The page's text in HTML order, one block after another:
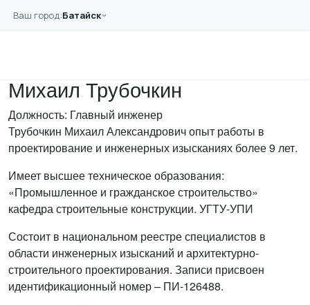
Перейти к основному содержанию
Ваш город:Батайск
Главная
Михаил Трубочкин
Должность: Главный инженер
Трубочкин Михаил Александрович опыт работы в
проектирование и инженерных изысканиях более 9 лет.
Имеет высшее техническое образования:
«Промышленное и гражданское строительство»
кафедра строительные конструкции. УГТУ-УПИ
Состоит в национальном реестре специалистов в
области инженерных изысканий и архитектурно-
строительного проектирования. Записи присвоен
идентификационный номер – ПИ-126488.